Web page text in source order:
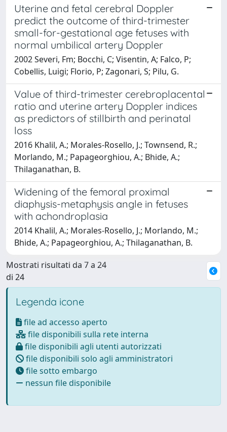
Uterine and fetal cerebral Doppler
predict the outcome of third-trimester
small-for-gestational age fetuses with
normal umbilical artery Doppler
2002 Severi, Fm; Bocchi, C; Visentin, A; Falco, P;
Cobellis, Luigi; Florio, P; Zagonari, S; Pilu, G.
Value of third-trimester cerebroplacental
ratio and uterine artery Doppler indices
as predictors of stillbirth and perinatal
loss
2016 Khalil, A.; Morales-Rosello, J.; Townsend, R.;
Morlando, M.; Papageorghiou, A.; Bhide, A.;
Thilaganathan, B.
Widening of the femoral proximal
diaphysis-metaphysis angle in fetuses
with achondroplasia
2014 Khalil, A.; Morales-Rosello, J.; Morlando, M.;
Bhide, A.; Papageorghiou, A.; Thilaganathan, B.
Mostrati risultati da 7 a 24
di 24
Legenda icone
file ad accesso aperto
file disponibili sulla rete interna
file disponibili agli utenti autorizzati
file disponibili solo agli amministratori
file sotto embargo
nessun file disponibile